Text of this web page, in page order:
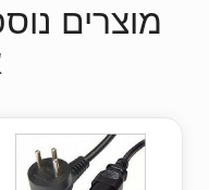
מוצרים